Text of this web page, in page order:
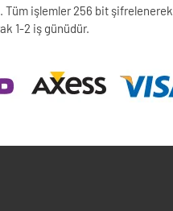
işlemler 256 bit
1-2 iş günüdür.